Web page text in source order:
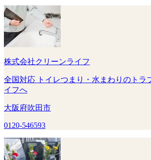
株式会社クリーンライフ
全国対応 トイレつまり・水まわりのトラ
イフへ
大阪府吹田市
0120-546593